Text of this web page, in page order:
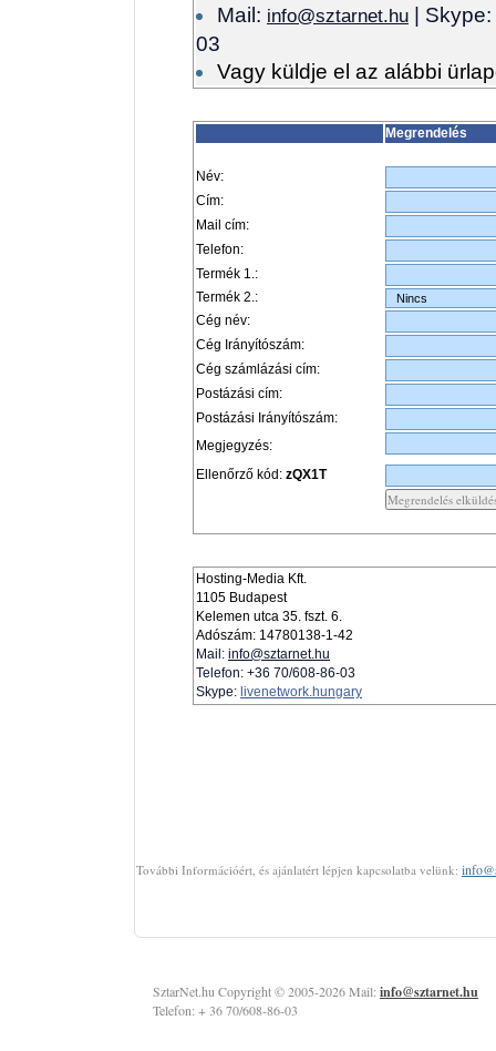
Mail: info@sztarnet.hu | Skype:
03
Vagy küldje el az alábbi
Megrendelés
Név:
Cím:
Mail cím:
Telefon:
Termék 1.:
Termék 2.:
Cég név:
Cég Irányítószám:
Cég számlázási cím:
Postázási cím:
Postázási Irányítószám:
Megjegyzés:
Ellenőrző kód: zQX1T
Hosting-Media Kft.
1105 Budapest
Kelemen utca 35. fszt. 6.
Adószám: 14780138-1-42
Mail: info@sztarnet.hu
Telefon: +36 70/608-86-03
Skype: livenetwork.hungary
További Információért, és ajánlatért lépjen kapcsolatba velünk:
SztarNet.hu Copyright © 2005-2026 Mail: info@sztarnet.hu
Telefon: + 36 70/608-86-03